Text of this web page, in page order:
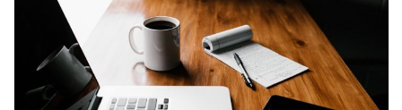
Смотреть проект